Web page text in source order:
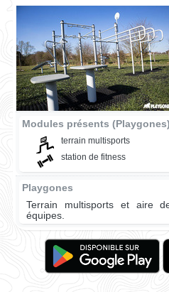
Modules présents (Playgones)
terrain multisports
station de fitness
Playgones
Terrain multisports et aire
équipes.